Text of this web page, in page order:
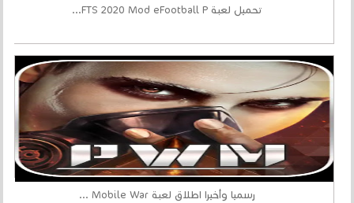
تحميل لعبة FTS 2020 Mod eFootball P...
رسميا وأخيرا اطلاق لعبة Mobile War ...